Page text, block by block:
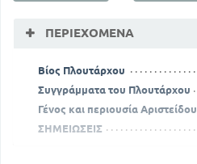
ΠΕΡΙΕΧΌΜΕΝΑ
Βίος Πλουτάρχου
Συγγράμματα του Πλουτάρχου
Γένος και περιουσία Αριστείδου
ΣΗΜΕΙΩΣΕΙΣ